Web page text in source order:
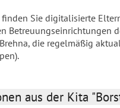
Sie digitalisierte
Betreuungseinrichtungen
die regelmäßig
aus der Kita